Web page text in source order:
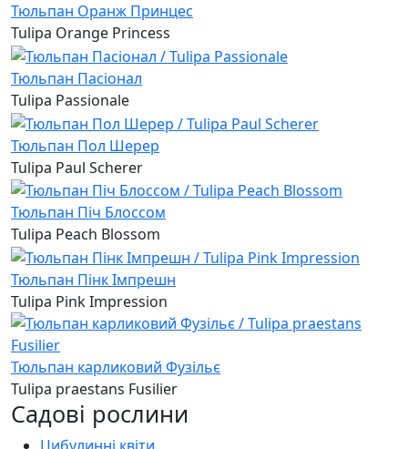
Тюльпан Оранж Принцес
Tulipa Orange Princess
Тюльпан Пасіонал
Tulipa Passionale
Тюльпан Пол Шерер
Tulipa Paul Scherer
Тюльпан Піч Блоссом
Tulipa Peach Blossom
Тюльпан Пінк Імпрешн
Tulipa Pink Impression
Тюльпан карликовий Фузільє
Tulipa praestans Fusilier
Садові рослини